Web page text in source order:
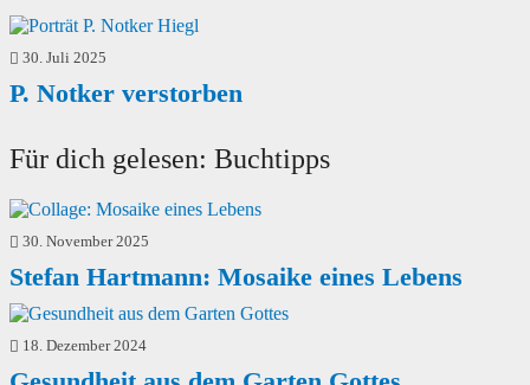
30. Juli 2025
P. Notker verstorben
Für dich gelesen: Buchtipps
30. November 2025
Stefan Hartmann: Mosaike eines Lebens
18. Dezember 2024